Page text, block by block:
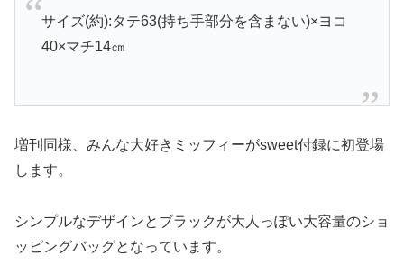
サイズ(約):タテ63(持ち手部分を含まない)×ヨコ
40×マチ14㎝
増刊同様、みんな大好きミッフィーがsweet付録に初登場
します。
シンプルなデザインとブラックが大人っぽい大容量のショ
ッピングバッグとなっています。